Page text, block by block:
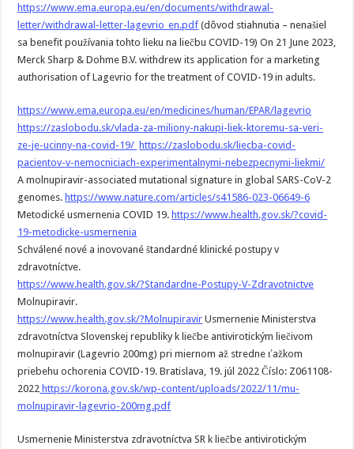
https://www.ema.europa.eu/en/documents/withdrawal-
letter/withdrawal-letter-lagevrio_en.pdf (dôvod stiahnutia – nenašiel
sa benefit používania tohto lieku na liečbu COVID-19) On 21 June 2023,
Merck Sharp & Dohme B.V. withdrew its application for a marketing
authorisation of Lagevrio for the treatment of COVID-19 in adults.
https://www.ema.europa.eu/en/medicines/human/EPAR/lagevrio
https://zaslobodu.sk/vlada-za-miliony-nakupi-liek-ktoremu-sa-veri-
ze-je-ucinny-na-covid-19/ https://zaslobodu.sk/liecba-covid-
pacientov-v-nemocniciach-experimentalnymi-nebezpecnymi-liekmi/
A molnupiravir-associated mutational signature in global SARS-CoV-2
genomes.https://www.nature.com/articles/s41586-023-06649-6
Metodické usmernenia COVID 19.https://www.health.gov.sk/?covid-
19-metodicke-usmernenia
Schválené nové a inovované štandardné klinické postupy v
zdravotníctve.
https://www.health.gov.sk/?Standardne-Postupy-V-Zdravotnictve
Molnupiravir.
https://www.health.gov.sk/?Molnupiravir Usmernenie Ministerstva
zdravotníctva Slovenskej republiky k liečbe antivirotickým liečivom
molnupiravir (Lagevrio 200mg) pri miernom až stredne ťažkom
priebehu ochorenia COVID-19. Bratislava, 19. júl 2022 Číslo: Z061108-
2022 https://korona.gov.sk/wp-content/uploads/2022/11/mu-
molnupiravir-lagevrio-200mg.pdf
Usmernenie Ministerstva zdravotníctva SR k liečbe antivirotickým